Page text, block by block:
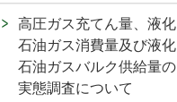
高圧ガス充てん量、液化
石油ガス消費量及び液化
石油ガスバルク供給量の
実態調査について